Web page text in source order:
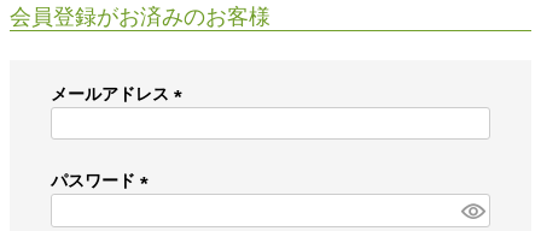
会員登録がお済みのお客様
メールアドレス
)
パスワード